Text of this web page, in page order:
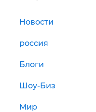
Новости
россия
Блоги
Шоу-Биз
Мир